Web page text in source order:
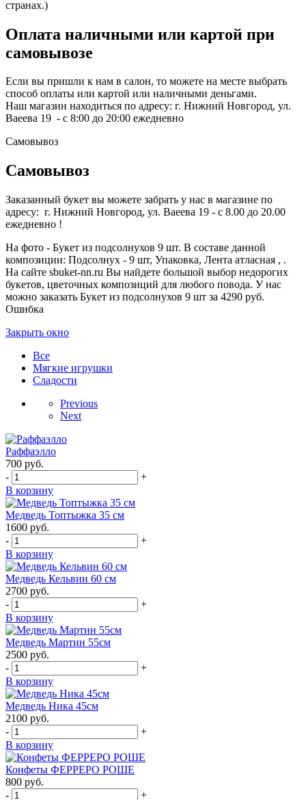
странах.)
Оплата наличными или картой при
самовывозе
Если вы пришли к нам в салон, то можете на месте выбрать
способ оплаты или картой или наличными деньгами.
Наш магазин находиться по адресу: г. Нижний Новгород, ул.
Ваеева 19 - с 8:00 до 20:00 ежедневно
Самовывоз
Самовывоз
Заказанный букет вы можете забрать у нас в магазине по
адресу: г. Нижний Новгород, ул. Ваеева 19 - с 8.00 до 20.00
ежедневно !
На фото - Букет из подсолнухов 9 шт. В составе данной
композиции: Подсолнух - 9 шт, Упаковка, Лента атласная , .
На сайте sbuket-nn.ru Вы найдете большой выбор недорогих
букетов, цветочных композиций для любого повода. У нас
можно заказать Букет из подсолнухов 9 шт за 4290 руб.
Ошибка
Закрыть окно
Все
Мягкие игрушки
Сладости
Previous
Next
Раффаэлло
700 руб.
-
+
В корзину
Медведь Топтыжка 35 см
1600 руб.
-
+
В корзину
Медведь Кельвин 60 см
2700 руб.
-
+
В корзину
Медведь Мартин 55см
2500 руб.
-
+
В корзину
Медведь Ника 45см
2100 руб.
-
+
В корзину
Конфеты ФЕРРЕРО РОШЕ
800 руб.
-
+